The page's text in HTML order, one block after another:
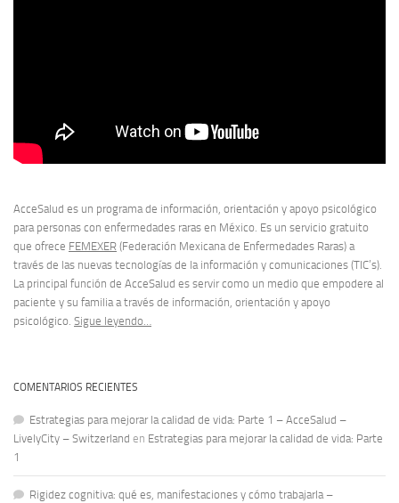
AcceSalud es un programa de información, orientación y apoyo psicológico
para personas con enfermedades raras en México. Es un servicio gratuito
que ofrece FEMEXER (Federación Mexicana de Enfermedades Raras) a
través de las nuevas tecnologías de la información y comunicaciones (TIC’s).
La principal función de AcceSalud es servir como un medio que empodere al
paciente y su familia a través de información, orientación y apoyo
psicológico. Sigue leyendo…
COMENTARIOS RECIENTES
Estrategias para mejorar la calidad de vida: Parte 1 – AcceSalud –
LivelyCity – Switzerland en Estrategias para mejorar la calidad de vida: Parte
1
Rigidez cognitiva: qué es, manifestaciones y cómo trabajarla –